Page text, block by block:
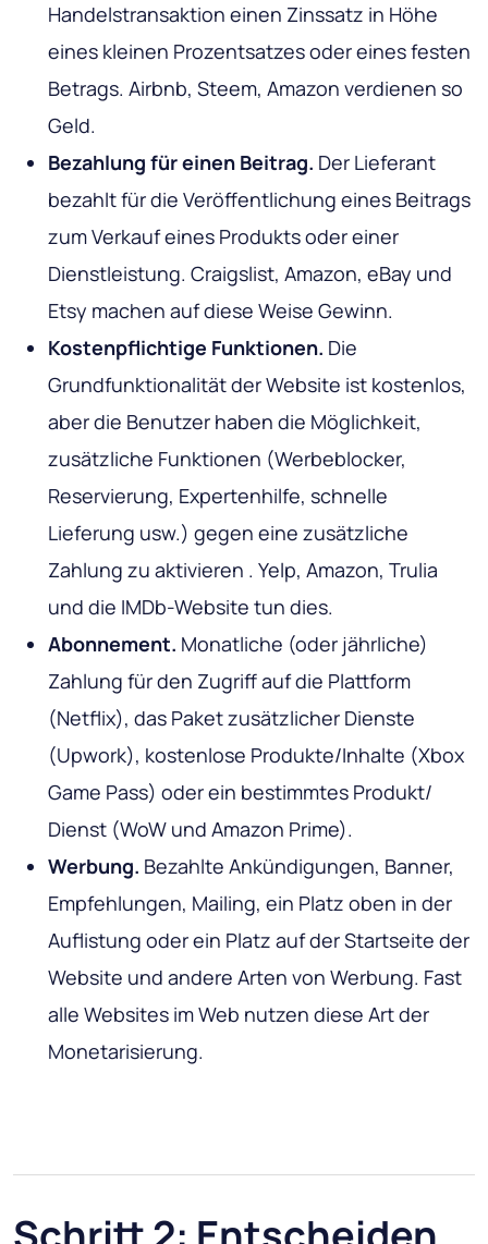
Handelstransaktion einen Zinssatz in Höhe
eines kleinen Prozentsatzes oder eines festen
Betrags. Airbnb, Steem, Amazon verdienen so
Geld.
Bezahlung für einen Beitrag. Der Lieferant
bezahlt für die Veröffentlichung eines Beitrags
zum Verkauf eines Produkts oder einer
Dienstleistung. Craigslist, Amazon, eBay und
Etsy machen auf diese Weise Gewinn.
Kostenpflichtige Funktionen. Die
Grundfunktionalität der Website ist kostenlos,
aber die Benutzer haben die Möglichkeit,
zusätzliche Funktionen (Werbeblocker,
Reservierung, Expertenhilfe, schnelle
Lieferung usw.) gegen eine zusätzliche
Zahlung zu aktivieren . Yelp, Amazon, Trulia
und die IMDb-Website tun dies.
Abonnement. Monatliche (oder jährliche)
Zahlung für den Zugriff auf die Plattform
(Netflix), das Paket zusätzlicher Dienste
(Upwork), kostenlose Produkte/Inhalte (Xbox
Game Pass) oder ein bestimmtes Produkt/
Dienst (WoW und Amazon Prime).
Werbung. Bezahlte Ankündigungen, Banner,
Empfehlungen, Mailing, ein Platz oben in der
Auflistung oder ein Platz auf der Startseite der
Website und andere Arten von Werbung. Fast
alle Websites im Web nutzen diese Art der
Monetarisierung.